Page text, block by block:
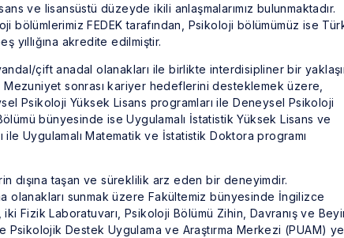
ve lisansüstü düzeyde ikili anlaşmalarımız bulunmaktadır.
bölümlerimiz FEDEK tarafından, Psikoloji bölümümüz ise
yıllığına akredite edilmiştir.
çift anadal olanakları ile birlikte interdisipliner bir
Mezuniyet sonrası kariyer hedeflerini desteklemek üzere,
Psikoloji Yüksek Lisans programları ile Deneysel Psikoloji
bünyesinde ise Uygulamalı İstatistik Yüksek Lisans ve
Uygulamalı Matematik ve İstatistik Doktora programı
dışına taşan ve süreklilik arz eden bir deneyimdir.
olanakları sunmak üzere Fakültemiz bünyesinde İngilizce
Fizik Laboratuvarı, Psikoloji Bölümü Zihin, Davranış ve
Psikolojik Destek Uygulama ve Araştırma Merkezi (PUAM)